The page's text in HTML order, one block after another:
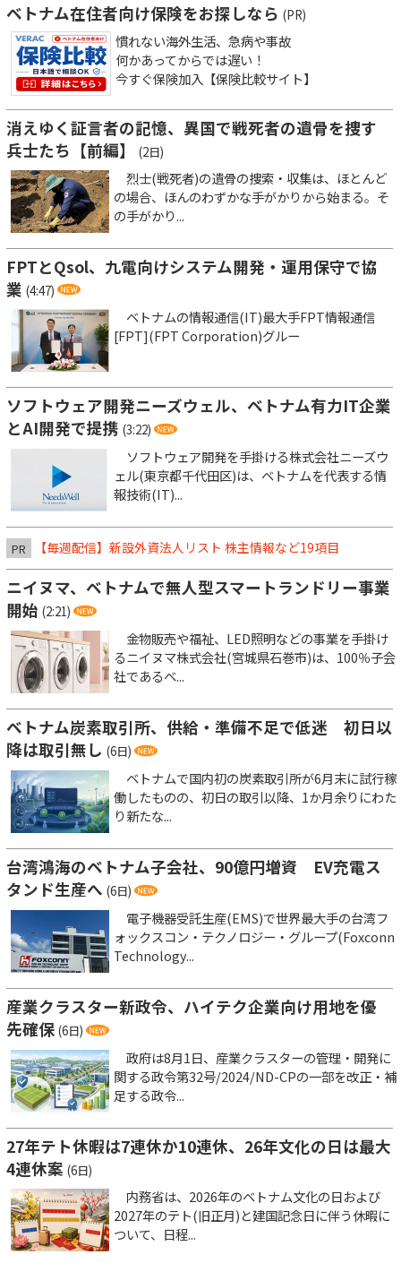
ベトナム在住者向け保険をお探しなら (PR)
慣れない海外生活、急病や事故
何かあってからでは遅い！
今すぐ保険加入【保険比較サイト】
消えゆく証言者の記憶、異国で戦死者の遺骨を捜す
兵士たち【前編】
(2日)
烈士(戦死者)の遺骨の捜索・収集は、ほとんど
の場合、ほんのわずかな手がかりから始まる。そ
の手がかり...
FPTとQsol、九電向けシステム開発・運用保守で協
業 (4:47)
ベトナムの情報通信(IT)最大手FPT情報通信
[FPT](FPT Corporation)グルー
ソフトウェア開発ニーズウェル、ベトナム有力IT企業
とAI開発で提携 (3:22)
ソフトウェア開発を手掛ける株式会社ニーズウ
ェル(東京都千代田区)は、ベトナムを代表する情
報技術(IT)...
PR 【毎週配信】新設外資法人リスト 株主情報など19項目
ニイヌマ、ベトナムで無人型スマートランドリー事業
開始 (2:21)
金物販売や福祉、LED照明などの事業を手掛け
るニイヌマ株式会社(宮城県石巻市)は、100％子会
社であるベ...
ベトナム炭素取引所、供給・準備不足で低迷 初日以
降は取引無し (6日)
ベトナムで国内初の炭素取引所が6月末に試行稼
働したものの、初日の取引以降、1か月余りにわた
り新たな...
台湾鴻海のベトナム子会社、90億円増資 EV充電ス
タンド生産へ (6日)
電子機器受託生産(EMS)で世界最大手の台湾フ
ォックスコン・テクノロジー・グループ(Foxconn
Technology...
産業クラスター新政令、ハイテク企業向け用地を優
先確保 (6日)
政府は8月1日、産業クラスターの管理・開発に
関する政令第32号/2024/ND-CPの一部を改正・補
足する政令...
27年テト休暇は7連休か10連休、26年文化の日は最大
4連休案 (6日)
内務省は、2026年のベトナム文化の日および
2027年のテト(旧正月)と建国記念日に伴う休暇に
ついて、日程...